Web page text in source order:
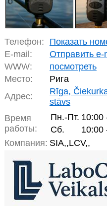
Телефон:
Показать
E-mail:
Отправить e-
WWW:
посмотреть
Место:
Рига
Адрес:
Rīga,
stāvs
Время
работы:
Пн.-Пт. 10:00
Сб.
10:00
Компания: SIA,,LCV,,